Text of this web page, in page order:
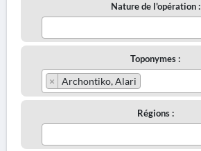
Nature de l'opération :
Toponymes :
× Archontiko, Alari
Régions :